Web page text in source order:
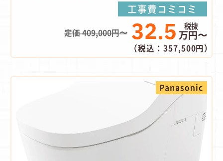
工事費コミコミ
定価 409,000円〜 32.5 万円〜
（税込：357,500円）
Panasonic